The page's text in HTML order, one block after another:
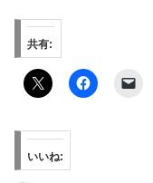
共有:
いいね: